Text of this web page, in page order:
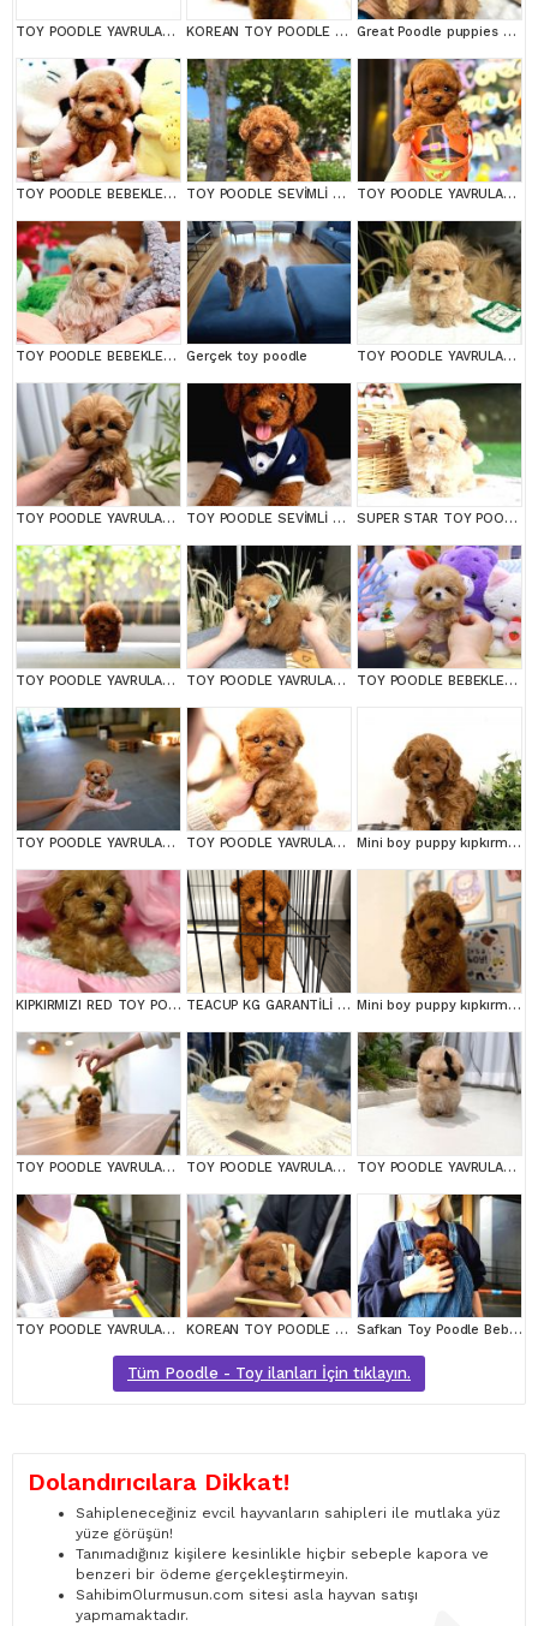
TOY POODLE YAVRULARIM KOREAN TOY POODLE YAVRULARIM Great Poodle puppies are waiting for you!
TOY POODLE BEBEKLERİM TOY POODLE SEVİMLİ YAVRULAR EV ÜRETİMİ TOY POODLE YAVRULARIM
TOY POODLE BEBEKLERİM Gerçek toy poodle TOY POODLE YAVRULARIM
TOY POODLE YAVRULARIM TOY POODLE SEVİMLİ YAVRULAR EV ÜRETİMİ SUPER STAR TOY POODLE YAVRULARIM
TOY POODLE YAVRULARIM TOY POODLE YAVRULARIM TOY POODLE BEBEKLERİM
TOY POODLE YAVRULARIM TOY POODLE YAVRULARIM Mini boy puppy kıpkırmızı ev üretimi TOOY POODLE
KIPKIRMIZI RED TOY POODLE SEVİMLİ YAVRULAR TEACUP KG GARANTİLİ YAVRULAR Mini boy puppy kıpkırmızı ev üretimi yavrularımız TOOY POODLE
TOY POODLE YAVRULARIM TOY POODLE YAVRULARIM TOY POODLE YAVRULARIM
TOY POODLE YAVRULARIM KOREAN TOY POODLE YAVRULARIM Safkan Toy Poodle Bebeklerimiz
Tüm Poodle - Toy ilanları İçin tıklayın.
Dolandırıcılara Dikkat!
Sahipleneceğiniz evcil hayvanların sahipleri ile mutlaka yüz
yüze görüşün!
Tanımadığınız kişilere kesinlikle hiçbir sebeple kapora ve
benzeri bir ödeme gerçekleştirmeyin.
SahibimOlurmusun.com sitesi asla hayvan satışı
yapmamaktadır.